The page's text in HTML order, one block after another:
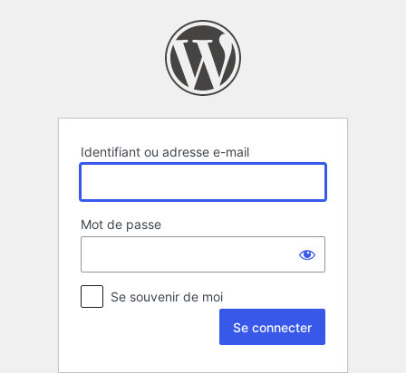
Identifiant ou adresse e-mail
Mot de passe
Se souvenir de moi